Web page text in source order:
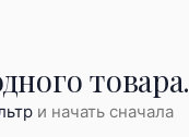
товара.
и начать сначала